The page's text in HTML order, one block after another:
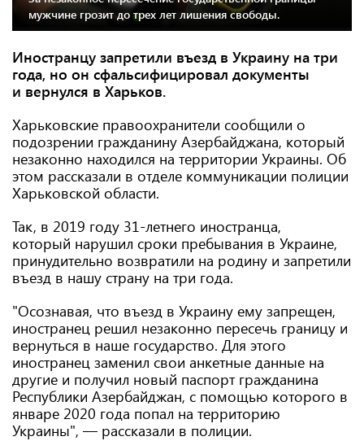
мужчине грозит до трех лет лишения свободы.
Иностранцу запретили въезд в Украину на три
года, но он сфальсифицировал документы
и вернулся в Харьков.
Харьковские правоохранители сообщили о
подозрении гражданину Азербайджана, который
незаконно находился на территории Украины. Об
этом рассказали в отделе коммуникации полиции
Харьковской области.
Так, в 2019 году 31-летнего иностранца,
который нарушил сроки пребывания в Украине,
принудительно возвратили на родину и запретили
въезд в нашу страну на три года.
"Осознавая, что въезд в Украину ему запрещен,
иностранец решил незаконно пересечь границу и
вернуться в наше государство. Для этого
иностранец заменил свои анкетные данные на
другие и получил новый паспорт гражданина
Республики Азербайджан, с помощью которого в
январе 2020 года попал на территорию
Украины", — рассказали в полиции.